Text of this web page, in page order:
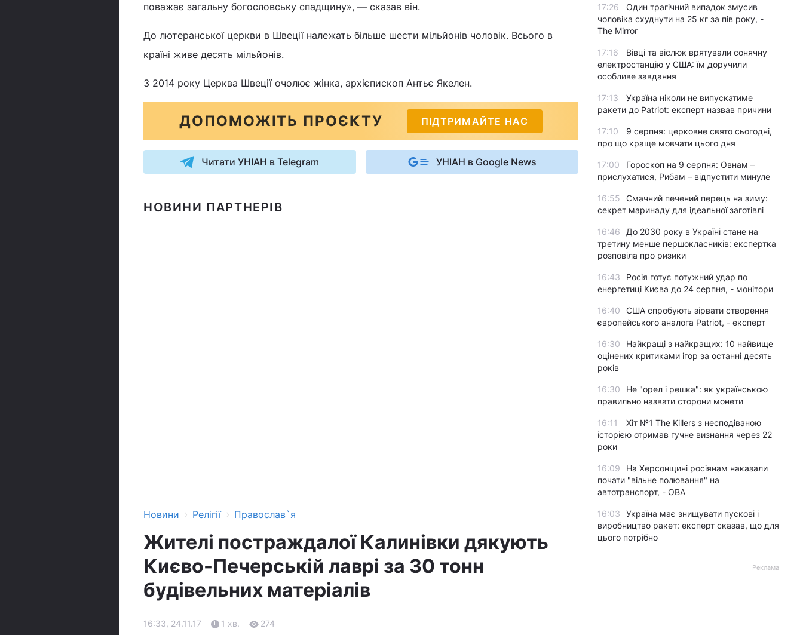
поважає загальну богословську спадщину», — сказав він.
До лютеранської церкви в Швеції належать більше шести мільйонів чоловік. Всього в
країні живе десять мільйонів.
З 2014 року Церква Швеції очолює жінка, архієпископ Антьє Якелен.
ДОПОМОЖІТЬ ПРОЄКТУ ПІДТРИМАЙТЕ НАС
Читати УНІАН в Telegram УНІАН в Google News
НОВИНИ ПАРТНЕРІВ
Новини › Релігії › Православ`я
Жителі постраждалої Калинівки дякують
Києво-Печерській лаврі за 30 тонн
будівельних матеріалів
16:33, 24.11.17 1 хв. 274
17:26
Один трагічний випадок змусив
чоловіка схуднути на 25 кг за пів року, -
The Mirror
17:16
Вівці та віслюк врятували сонячну
електростанцію у США: їм доручили
особливе завдання
17:13
Україна ніколи не випускатиме
ракети до Patriot: експерт назвав причини
17:10
9 серпня: церковне свято сьогодні,
про що краще мовчати цього дня
17:00
Гороскоп на 9 серпня: Овнам –
прислухатися, Рибам – відпустити минуле
16:55
Смачний печений перець на зиму:
секрет маринаду для ідеальної заготівлі
16:46
До 2030 року в Україні стане на
третину менше першокласників: експертка
розповіла про ризики
16:43
Росія готує потужний удар по
енергетиці Києва до 24 серпня, - монітори
16:40
США спробують зірвати створення
європейського аналога Patriot, - експерт
16:30
Найкращі з найкращих: 10 найвище
оцінених критиками ігор за останні десять
років
16:30
Не "орел і решка": як українською
правильно назвати сторони монети
16:11
Хіт №1 The Killers з несподіваною
історією отримав гучне визнання через 22
роки
16:09
На Херсонщині росіянам наказали
почати "вільне полювання" на
автотранспорт, - ОВА
16:03
Україна має знищувати пускові і
виробництво ракет: експерт сказав, що для
цього потрібно
Реклама